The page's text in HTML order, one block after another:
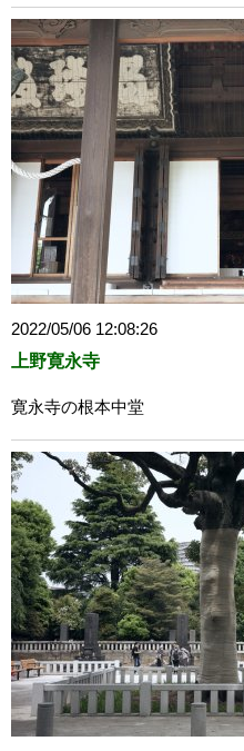
2022/05/06 12:08:26
上野寛永寺
寛永寺の根本中堂